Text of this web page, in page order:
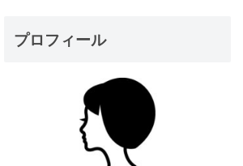
プロフィール